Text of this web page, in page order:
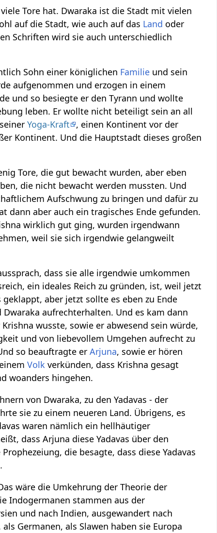
Tore hat. Dwaraka ist die Stadt mit vielen
auf die Stadt, wie auch auf das Land oder
Schriften wird sie auch unterschiedlich
Sohn einer königlichen Familie und sein
aufgenommen und erzogen in einem
und so besiegte er den Tyrann und wollte
leben. Er wollte nicht beteiligt sein an all
Yoga-Kraft
, einen Kontinent vor der
Kontinent. Und die Hauptstadt dieses großen
Tore, die gut bewacht wurden, aber eben
die nicht bewacht werden mussten. Und
Aufschwung zu bringen und dafür zu
dann aber auch ein tragisches Ende gefunden.
wirklich gut ging, wurden irgendwann
weil sie sich irgendwie gelangweilt
dass sie alle irgendwie umkommen
ein ideales Reich zu gründen, ist, weil jetzt
aber jetzt sollte es eben zu Ende
aufrechterhalten. Und es kam dann
wusste, sowie er abwesend sein würde,
und von liebevollem Umgehen aufrecht zu
so beauftragte erArjuna, sowie er hören
Volk verkünden, dass Krishna gesagt
woanders hingehen.
von Dwaraka, zu den Yadavas - der
sie zu einem neueren Land. Übrigens, es
waren nämlich ein hellhäutiger
dass Arjuna diese Yadavas über den
die besagte, dass diese Yadavas
wäre die Umkehrung der Theorie der
Indogermanen stammen aus der
und nach Indien, ausgewandert nach
Germanen, als Slawen haben sie Europa